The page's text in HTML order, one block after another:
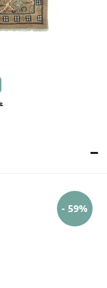
- 59%